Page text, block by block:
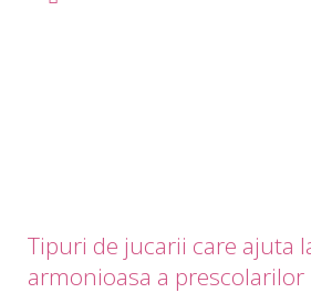
Tipuri de jucarii care ajuta
armonioasa a prescolarilor